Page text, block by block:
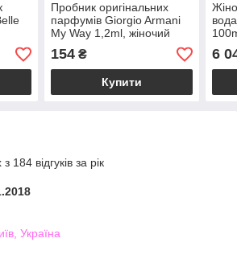
Пробник оригінальних
парфумів Giorgio Armani
My Way 1,2ml, жіночий
спокусливий квітковий
аромат
154₴
Купити
6
184 відгуків за рік
Україна